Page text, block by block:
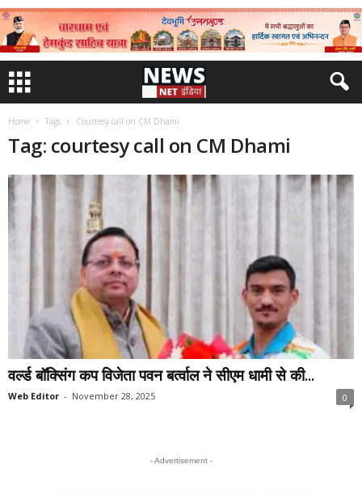
Home Tags Courtesy call on CM Dhami
Tag: courtesy call on CM Dhami
वर्ल्ड बॉक्सिंग कप विजेता पवन बर्त्वाल ने सीएम धामी से की...
Web Editor - November 28, 2025 0
- Advertisement -